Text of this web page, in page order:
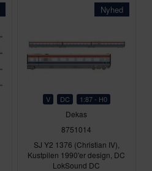
Nyhed
V DC 1:87 - H0
Dekas
8751014
SJ Y2 1376 (Christian IV),
Kustpilen 1990'er design, DC
LokSound DC